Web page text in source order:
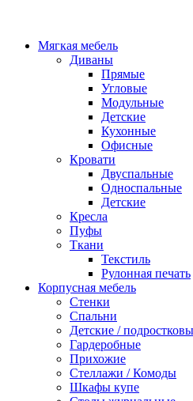
Мягкая мебель
Диваны
Прямые
Угловые
Модульные
Детские
Кухонные
Офисные
Кровати
Двуспальные
Односпальные
Детские
Кресла
Пуфы
Ткани
Текстиль
Рулонная печать
Корпусная мебель
Стенки
Спальни
Детские /
Гардеробные
Прихожие
Стеллажи / Комоды
Шкафы купе